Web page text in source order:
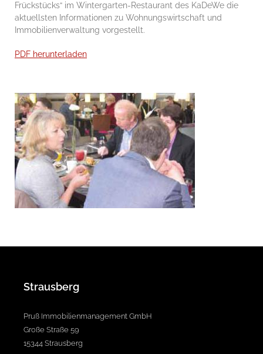
Team
Kontakt
LOGIN
Frückstücks“ im Wintergarten-Restaurant des KaDeWe die
aktuellsten Informationen zu Wohnungswirtschaft und
Immobilienverwaltung vorgestellt.
PDF herunterladen
Strausberg
Pruß Immobilienmanagement GmbH
Große Straße 59
15344 Strausberg